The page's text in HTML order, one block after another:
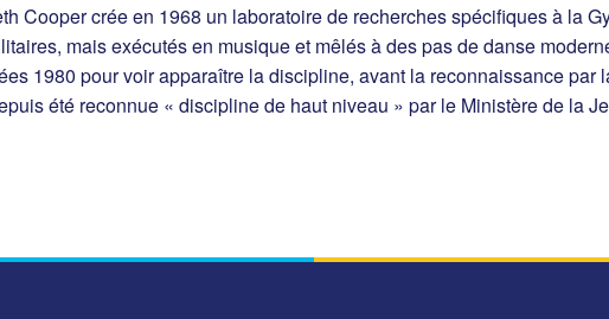
Cooper crée en 1968 un laboratoire de recherches spécifiques à la
mais exécutés en musique et mêlés à des pas de danse
1980 pour voir apparaître la discipline, avant la reconnaissance par
été reconnue « discipline de haut niveau » par le Ministère de la